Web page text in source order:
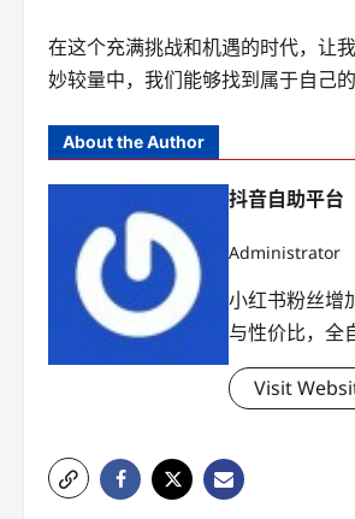
在这个充满挑战和机遇的时代，让
妙较量中，我们能够找到属于自己的
About the Author
抖音自助平台
Administrator
小红书粉丝增
与性价比，全
Visit